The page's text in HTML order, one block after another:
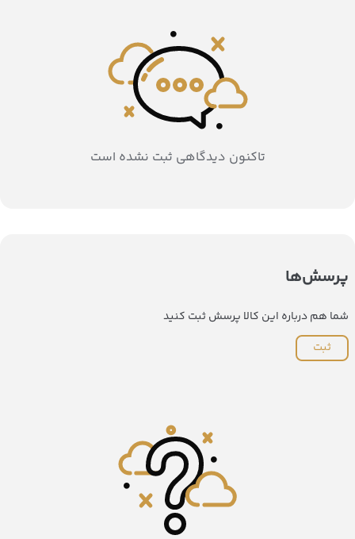
تاکنون دیدگاهی ثبت نشده است
پرسش‌ها
شما هم درباره این کالا پرسش ثبت کنید
ثبت